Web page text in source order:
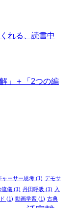
れる、読書中
」＋「2つの編
ャーサー思考(1) デモサ
流儀(1) 丹田呼吸 (1) 入
(1) 動画学習 (1) 古典